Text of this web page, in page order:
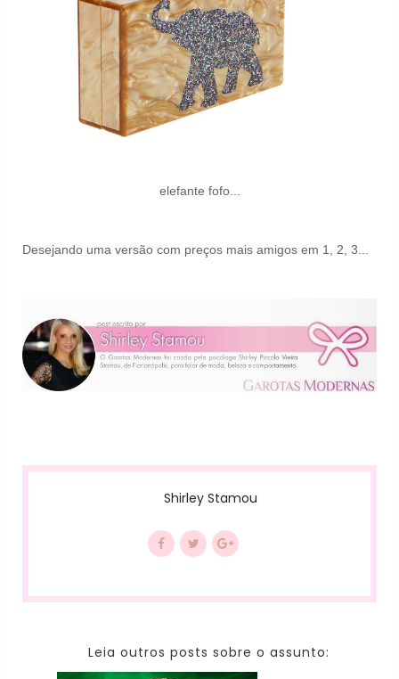
elefante fofo...
Desejando uma versão com preços mais amigos em 1, 2, 3...
Shirley Stamou
Leia outros posts sobre o assunto: